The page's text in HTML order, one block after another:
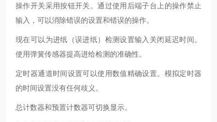
操作开关采用按钮开关。通过使用后端子台上的操作禁止
输入，可以消除错误的设置和错误的操作。
现在可以为进纸（误进纸）检测设置输入关闭延迟时间。
使用弹簧传感器提高进给检测的准确性。
定时器通道时间设置可以使用数值精确设置。 模拟定时器
的时间设置没有任何歧义。
总计数器和预置计数器可切换显示。